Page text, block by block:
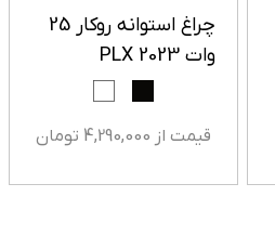
چراغ استوانه روکار 25
وات PLX 2023
قیمت از 4,290,000 تومان